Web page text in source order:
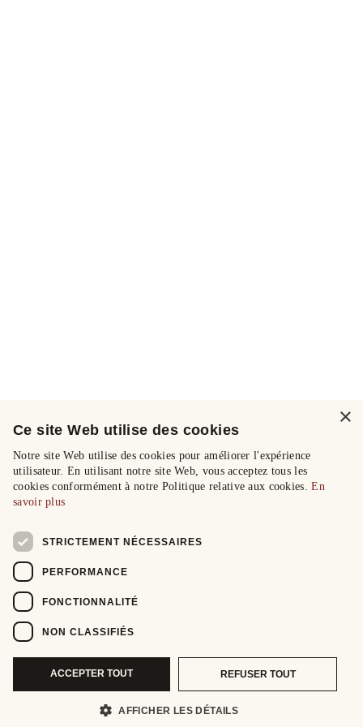
×
Ce site Web utilise des cookies
Notre site Web utilise des cookies pour améliorer l'expérience
utilisateur. En utilisant notre site Web, vous acceptez tous les
cookies conformément à notre Politique relative aux cookies.En
savoir plus
STRICTEMENT NÉCESSAIRES
PERFORMANCE
FONCTIONNALITÉ
NON CLASSIFIÉS
ACCEPTER TOUT REFUSER TOUT
AFFICHER LES DÉTAILS